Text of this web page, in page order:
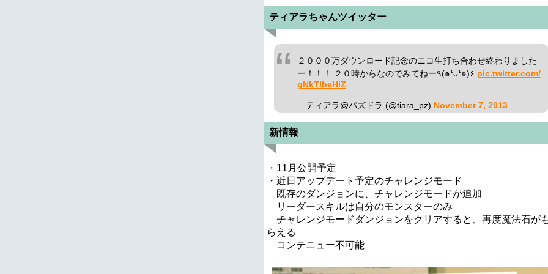
ティアラちゃんツイッター
２０００万ダウンロード記念のニコ生打ち合わせ終わりました
ー！！！ ２０時からなのでみてねー٩(๑❛ᴗ❛๑)۶ pic.twitter.com/
gNkTlbeHiZ
— ティアラ@パズドラ (@tiara_pz) November 7, 2013
新情報
・11月公開予定
・近日アップデート予定のチャレンジモード
既存のダンジョンに、チャレンジモードが追加
リーダースキルは自分のモンスターのみ
チャレンジモードダンジョンをクリアすると、再度魔法石が
らえる
コンテニュー不可能